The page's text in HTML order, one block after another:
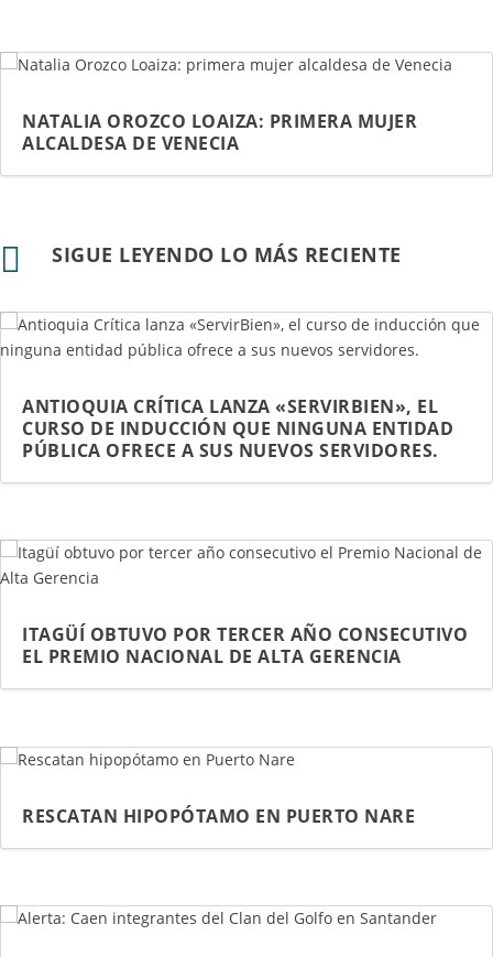
NATALIA OROZCO LOAIZA: PRIMERA MUJER
ALCALDESA DE VENECIA
 SIGUE LEYENDO LO MÁS RECIENTE
ANTIOQUIA CRÍTICA LANZA «SERVIRBIEN», EL
CURSO DE INDUCCIÓN QUE NINGUNA ENTIDAD
PÚBLICA OFRECE A SUS NUEVOS SERVIDORES.
ITAGÜÍ OBTUVO POR TERCER AÑO CONSECUTIVO
EL PREMIO NACIONAL DE ALTA GERENCIA
RESCATAN HIPOPÓTAMO EN PUERTO NARE